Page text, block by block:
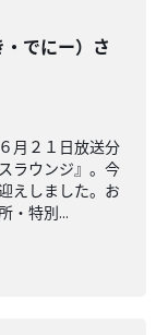
でにー）さ
月２１日放送分
ラウンジ』。今
えしました。お
・特別...